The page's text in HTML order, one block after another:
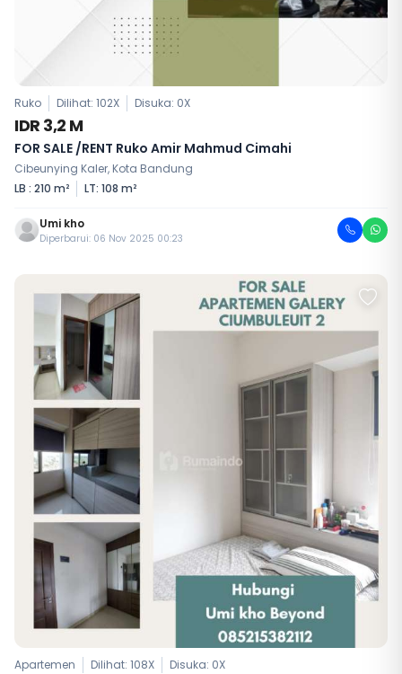
Ruko Dilihat: 102X Disuka: 0X
IDR 3,2 M
FOR SALE /RENT Ruko Amir Mahmud Cimahi
Cibeunying Kaler, Kota Bandung
LB : 210 m²
LT: 108 m²
Umi kho
Diperbarui: 06 Nov 2025 00:23
Apartemen Dilihat: 108X Disuka: 0X